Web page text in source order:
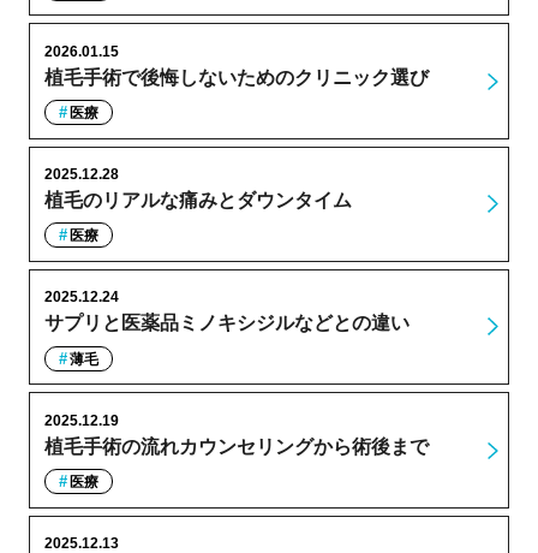
植毛手術で後悔しないためのクリニック選び
2026.01.15
医療
植毛のリアルな痛みとダウンタイム
2025.12.28
医療
サプリと医薬品ミノキシジルなどとの違い
2025.12.24
薄毛
植毛手術の流れカウンセリングから術後まで
2025.12.19
医療
2025.12.13